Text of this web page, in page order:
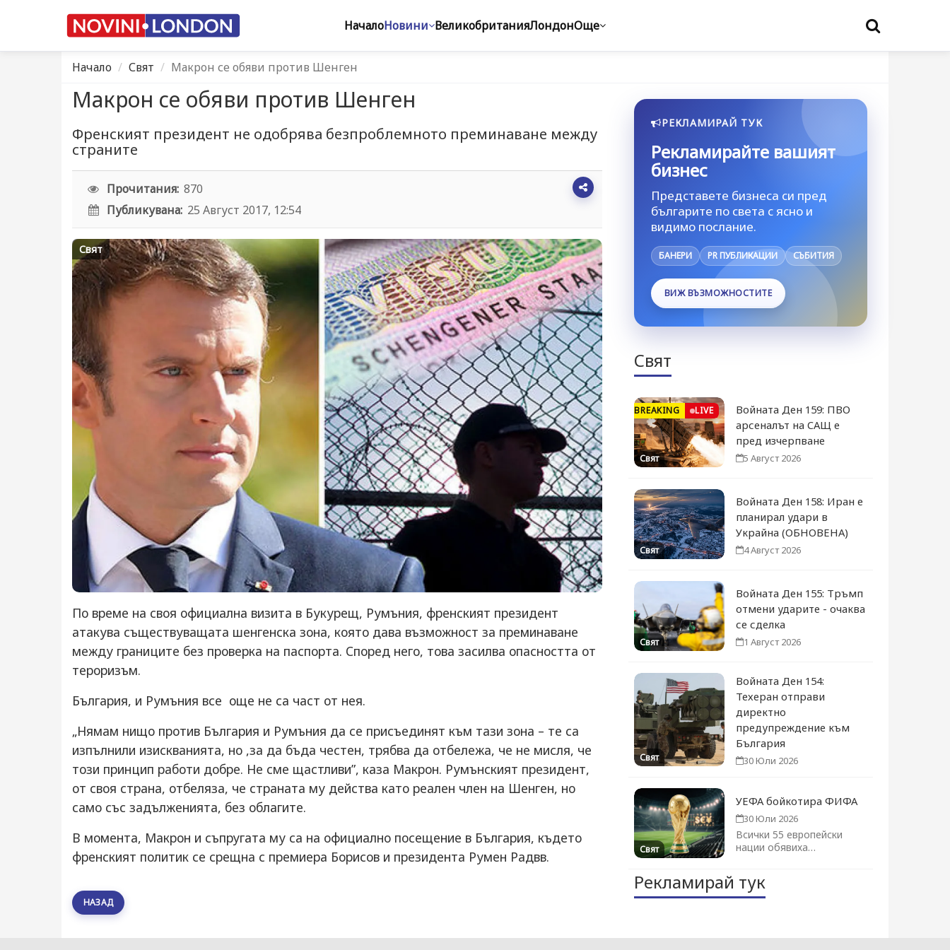
НачалоНовини ВеликобританияЛондонОще
Начало Свят Макрон се обяви против Шенген
Макрон се обяви против Шенген
Френският президент не одобрява безпроблемното преминаване между
страните
Прочитания: 870
Публикувана: 25 Август 2017, 12:54
Свят
По време на своя официална визита в Букурещ, Румъния, френският президент
атакува съществуващата шенгенска зона, която дава възможност за преминаване
между границите без проверка на паспорта. Според него, това засилва опасността от
тероризъм.
България, и Румъния все още не са част от нея.
„Нямам нищо против България и Румъния да се присъединят към тази зона – те са
изпълнили изискванията, но ,за да бъда честен, трябва да отбележа, че не мисля, че
този принцип работи добре. Не сме щастливи”, каза Макрон. Румънският президент,
от своя страна, отбеляза, че страната му действа като реален член на Шенген, но
само със задълженията, без облагите.
В момента, Макрон и съпругата му са на официално посещение в България, където
френският политик се срещна с премиера Борисов и президента Румен Радвв.
НАЗАД
РЕКЛАМИРАЙ ТУК
Рекламирайте вашият
бизнес
Представете бизнеса си пред
българите по света с ясно и
видимо послание.
БАНЕРИ PR ПУБЛИКАЦИИ СЪБИТИЯ
ВИЖ ВЪЗМОЖНОСТИТЕ
Свят
BREAKING LIVE
Свят
Войната Ден 159: ПВО
арсеналът на САЩ е
пред изчерпване
5 Август 2026
Свят
Войната Ден 158: Иран е
планирал удари в
Украйна (ОБНОВЕНА)
4 Август 2026
Свят
Войната Ден 155: Тръмп
отмени ударите - очаква
се сделка
1 Август 2026
Свят
Войната Ден 154:
Техеран отправи
директно
предупреждение към
България
30 Юли 2026
Свят
УЕФА бойкотира ФИФА
30 Юли 2026
Всички 55 европейски
нации обявиха
първенство...
Рекламирай тук